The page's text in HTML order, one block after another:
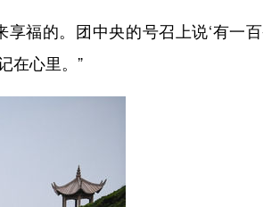
福的。团中央的号召上说‘有一
在心里。”